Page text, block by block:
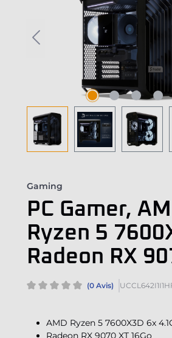
Gaming
PC Gamer,
Ryzen 5
Radeon RX
(0 Avis)
AMD Ryzen 5 7600X3D 6x
Radeon RX 9070 XT 16Go